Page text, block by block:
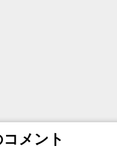
メント